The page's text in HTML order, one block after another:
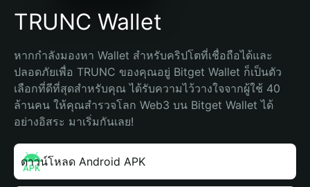
TRUNC Wallet
หากกำลังมองหา Wallet สำหรับคริปโตที่เชื่อถือได้และ
ปลอดภัยเพื่อ TRUNC ของคุณอยู่ Bitget Wallet ก็เป็นตัว
เลือกที่ดีที่สุดสำหรับคุณ ได้รับความไว้วางใจจากผู้ใช้ 40
ล้านคน ให้คุณสำรวจโลก Web3 บน Bitget Wallet ได้
อย่างอิสระ มาเริ่มกันเลย!
ดาวน์โหลด Android APK